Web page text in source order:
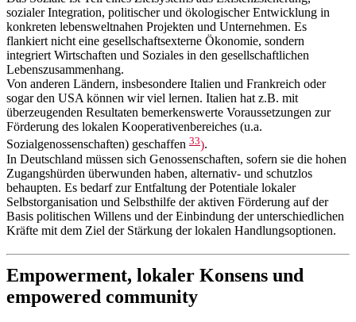
sozialer Integration, politischer und ökologischer Entwicklung in
konkreten lebensweltnahen Projekten und Unternehmen. Es
flankiert nicht eine gesellschaftsexterne Ökonomie, sondern
integriert Wirtschaften und Soziales in den gesellschaftlichen
Lebenszusammenhang.
Von anderen Ländern, insbesondere Italien und Frankreich oder
sogar den USA können wir viel lernen. Italien hat z.B. mit
überzeugenden Resultaten bemerkenswerte Voraussetzungen zur
Förderung des lokalen Kooperativenbereiches (u.a.
Sozialgenossenschaften) geschaffen 33).
In Deutschland müssen sich Genossenschaften, sofern sie die hohen
Zugangshürden überwunden haben, alternativ- und schutzlos
behaupten. Es bedarf zur Entfaltung der Potentiale lokaler
Selbstorganisation und Selbsthilfe der aktiven Förderung auf der
Basis politischen Willens und der Einbindung der unterschiedlichen
Kräfte mit dem Ziel der Stärkung der lokalen Handlungsoptionen.
Empowerment, lokaler Konsens und
empowered community